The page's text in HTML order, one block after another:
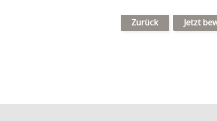
Zurück Jetzt